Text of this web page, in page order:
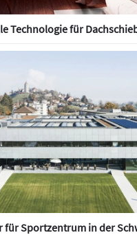
Technologie für
für Sportzentrum in der